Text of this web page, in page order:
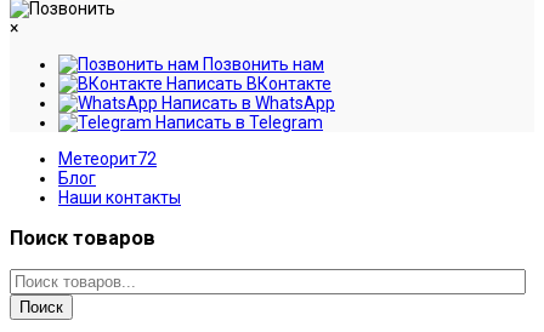
×
Позвонить нам
Написать ВКонтакте
Написать в WhatsApp
Написать в Telegram
Метеорит72
Блог
Наши контакты
Поиск товаров
Поиск